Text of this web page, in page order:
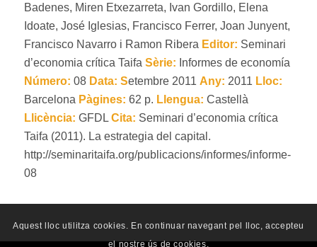
Badenes, Miren Etxezarreta, Ivan Gordillo, Elena
Idoate, José Iglesias, Francisco Ferrer, Joan Junyent,
Francisco Navarro i Ramon Ribera Editor: Seminari
d’economia crítica Taifa Sèrie: Informes de economía
Número: 08 Data: Setembre 2011 Any: 2011 Lloc:
Barcelona Pàgines: 62 p. Llengua: Castellà
Llicència: GFDL Cita: Seminari d’economia crítica
Taifa (2011). La estrategia del capital.
http://seminaritaifa.org/publicacions/informes/informe-
08
Aquest lloc utilitza cookies. En continuar navegant pel lloc, accepteu
el nostre ús de cookies.